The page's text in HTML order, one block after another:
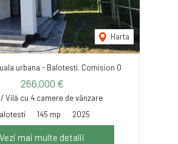
Harta
urbana - Balotesti. Comision 0
266,000 €
Vilă cu 4 camere de vânzare
145 mp 2025
Vezi mai multe detalii